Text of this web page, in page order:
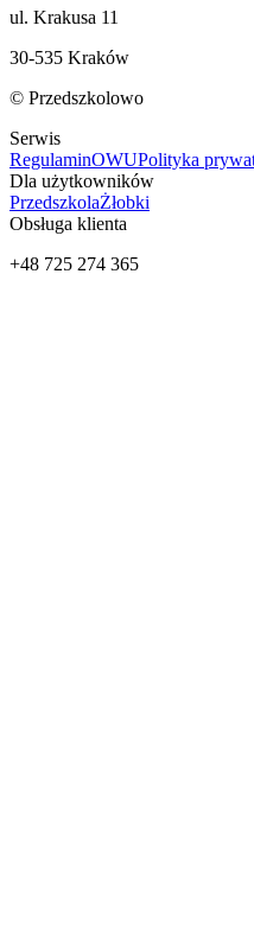
ul. Krakusa 11
30-535 Kraków
© Przedszkolowo
Serwis
RegulaminOWUPolityka
Dla użytkowników
PrzedszkolaŻłobki
Obsługa klienta
+48 725 274 365